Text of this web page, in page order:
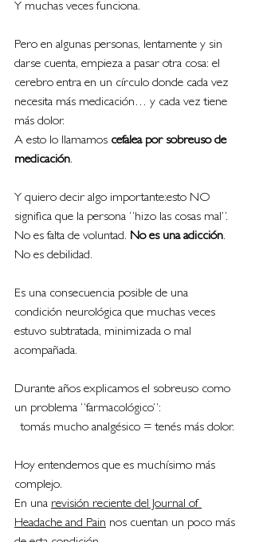
Y muchas veces funciona.
Pero en algunas personas, lentamente y sin
darse cuenta, empieza a pasar otra cosa: el
cerebro entra en un círculo donde cada vez
necesita más medicación… y cada vez tiene
más dolor.
A esto lo llamamos cefalea por sobreuso de
medicación.
Y quiero decir algo importante:esto NO
significa que la persona “hizo las cosas mal”.
No es falta de voluntad. No es una adicción.
No es debilidad.
Es una consecuencia posible de una
condición neurológica que muchas veces
estuvo subtratada, minimizada o mal
acompañada.
Durante años explicamos el sobreuso como
un problema “farmacológico”:
tomás mucho analgésico = tenés más dolor.
Hoy entendemos que es muchísimo más
complejo.
En una revisión reciente del Journal of
Headache and Pain nos cuentan un poco más